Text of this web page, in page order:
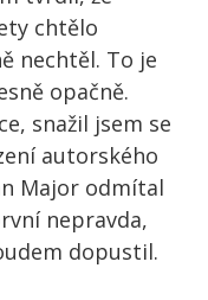
chtělo
nechtěl. To je
opačně.
snažil jsem se
autorského
Major odmítal
nepravda,
dopustil.